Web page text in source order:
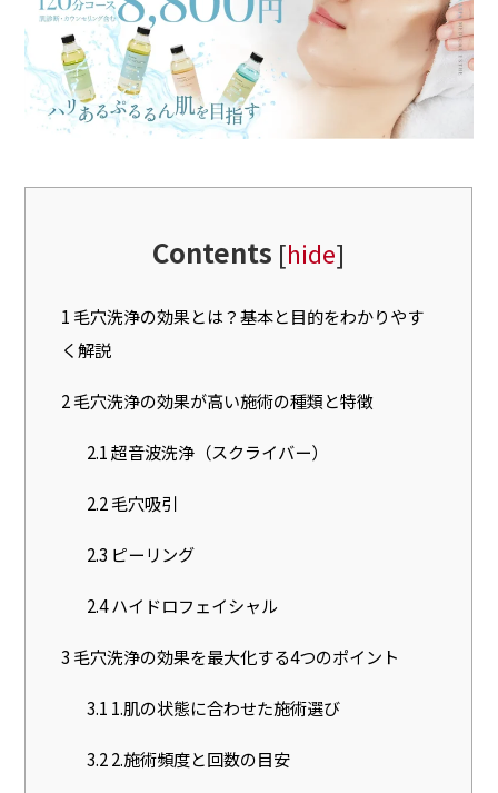
Contents [hide]
1 毛穴洗浄の効果とは？基本と目的をわかりやす
く解説
2毛穴洗浄の効果が高い施術の種類と特徴
2.1超音波洗浄（スクライバー）
2.2毛穴吸引
2.3 ピーリング
2.4ハイドロフェイシャル
3 毛穴洗浄の効果を最大化する4つのポイント
3.1 1.肌の状態に合わせた施術選び
3.22.施術頻度と回数の目安